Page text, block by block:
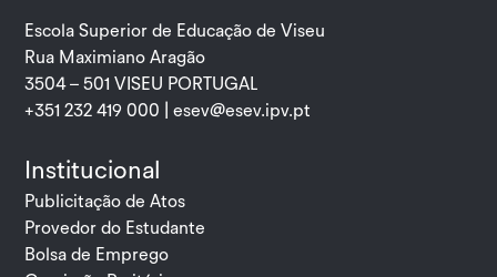
Escola Superior de Educação de Viseu
Rua Maximiano Aragão
3504 – 501 VISEU PORTUGAL
+351 232 419 000 |esev@esev.ipv.pt
Institucional
Publicitação de Atos
Provedor do Estudante
Bolsa de Emprego